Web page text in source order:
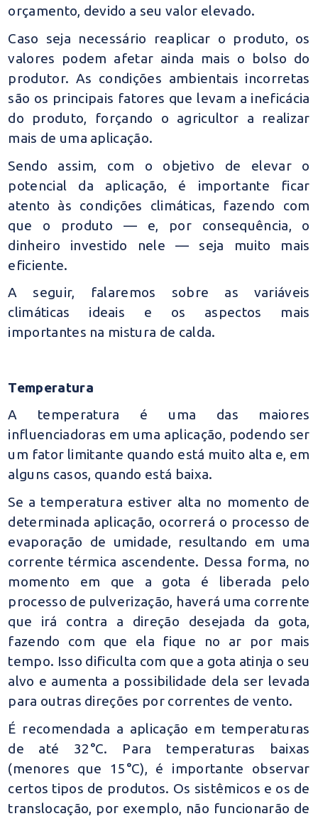
orçamento, devido a seu valor elevado.
Caso seja necessário reaplicar o produto, os
valores podem afetar ainda mais o bolso do
produtor. As condições ambientais incorretas
são os principais fatores que levam a ineficácia
do produto, forçando o agricultor a realizar
mais de uma aplicação.
Sendo assim, com o objetivo de elevar o
potencial da aplicação, é importante ficar
atento às condições climáticas, fazendo com
que o produto — e, por consequência, o
dinheiro investido nele— seja muito mais
eficiente.
A seguir, falaremos sobre as variáveis
climáticas ideais e os aspectos mais
importantes na mistura de calda.
Temperatura
A temperatura é uma das maiores
influenciadoras em uma aplicação, podendo ser
um fator limitante quando está muito alta e, em
alguns casos, quando está baixa.
Se a temperatura estiver alta no momento de
determinada aplicação, ocorrerá o processo de
evaporação de umidade, resultando em uma
corrente térmica ascendente. Dessa forma, no
momento em que a gota é liberada pelo
processo de pulverização, haverá uma corrente
que irá contra a direção desejada da gota,
fazendo com que ela fique no ar por mais
tempo. Isso dificulta com que a gota atinja o seu
alvo e aumenta a possibilidade dela ser levada
para outras direções por correntes de vento.
É recomendada a aplicação em temperaturas
de até 32°C. Para temperaturas baixas
(menores que 15°C), é importante observar
certos tipos de produtos. Os sistêmicos e os de
translocação, por exemplo, não funcionarão de